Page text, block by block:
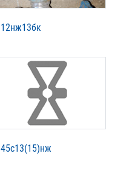
12нж13бк
45с13(15)нж